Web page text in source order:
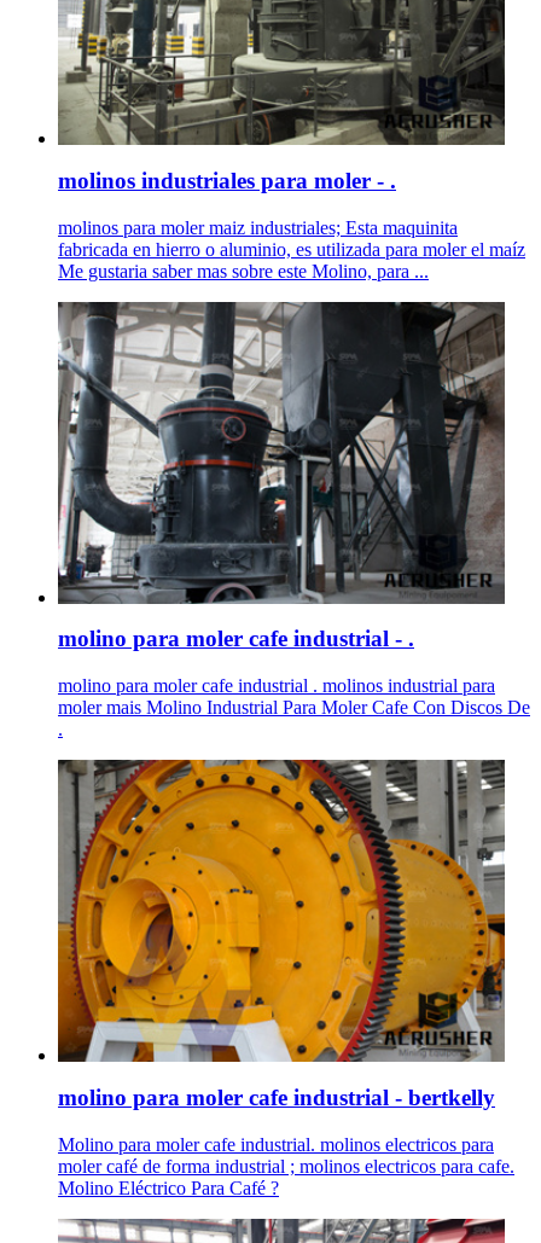
molinos industriales para moler - .
molinos para moler maiz industriales; Esta maquinita
fabricada en hierro o aluminio, es utilizada para moler el maíz
Me gustaria saber mas sobre este Molino, para ...
molino para moler cafe industrial - .
molino para moler cafe industrial . molinos industrial para
moler mais Molino Industrial Para Moler Cafe Con Discos De
.
molino para moler cafe industrial - bertkelly
Molino para moler cafe industrial. molinos electricos para
moler café de forma industrial ; molinos electricos para cafe.
Molino Eléctrico Para Café ?